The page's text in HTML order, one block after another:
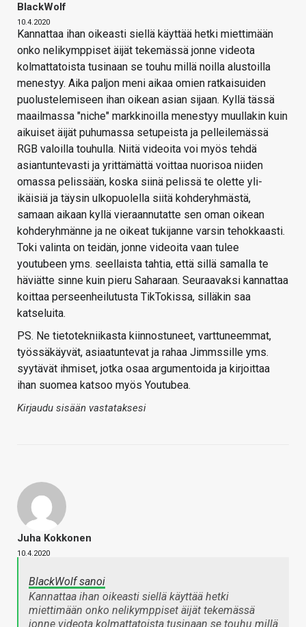
BlackWolf
10.4.2020
Kannattaa ihan oikeasti siellä käyttää hetki miettimään
onko nelikymppiset äijät tekemässä jonne videota
kolmattatoista tusinaan se touhu millä noilla alustoilla
menestyy. Aika paljon meni aikaa omien ratkaisuiden
puolustelemiseen ihan oikean asian sijaan. Kyllä tässä
maailmassa "niche" markkinoilla menestyy muullakin kuin
aikuiset äijät puhumassa setupeista ja pelleilemässä
RGB valoilla touhulla. Niitä videoita voi myös tehdä
asiantuntevasti ja yrittämättä voittaa nuorisoa niiden
omassa pelissään, koska siinä pelissä te olette yli-
ikäisiä ja täysin ulkopuolella siitä kohderyhmästä,
samaan aikaan kyllä vieraannutatte sen oman oikean
kohderyhmänne ja ne oikeat tukijanne varsin tehokkaasti.
Toki valinta on teidän, jonne videoita vaan tulee
youtubeen yms. seellaista tahtia, että sillä samalla te
häviätte sinne kuin pieru Saharaan. Seuraavaksi kannattaa
koittaa perseenheilutusta TikTokissa, silläkin saa
katseluita.
PS. Ne tietotekniikasta kiinnostuneet, varttuneemmat,
työssäkäyvät, asiaatuntevat ja rahaa Jimmssille yms.
syytävät ihmiset, jotka osaa argumentoida ja kirjoittaa
ihan suomea katsoo myös Youtubea.
Kirjaudu sisään vastataksesi
Juha Kokkonen
10.4.2020
BlackWolf sanoi
Kannattaa ihan oikeasti siellä käyttää hetki
miettimään onko nelikymppiset äijät tekemässä
jonne videota kolmattatoista tusinaan se touhu millä